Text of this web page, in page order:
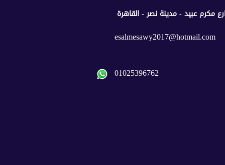
esalmesawy2017@hotmail.com
01025396762